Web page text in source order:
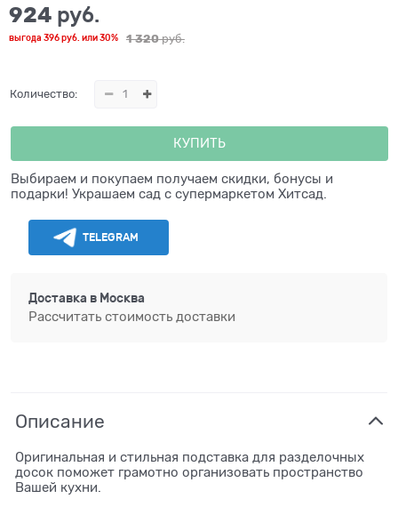
1 320 руб.
924 руб.
выгода 396 руб. или30%
Количество:
КУПИТЬ
Выбираем и покупаем получаем скидки, бонусы и
подарки! Украшаем сад с супермаркетом Хитсад.
TELEGRAM
Доставка в Москва
Рассчитать стоимость доставки
Описание
Оригинальная и стильная подставка для разделочных
досок поможет грамотно организовать пространство
Вашей кухни.